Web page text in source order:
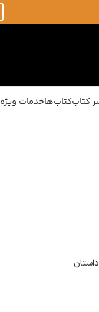
کتابکتاب‌هاخدمات ویژه